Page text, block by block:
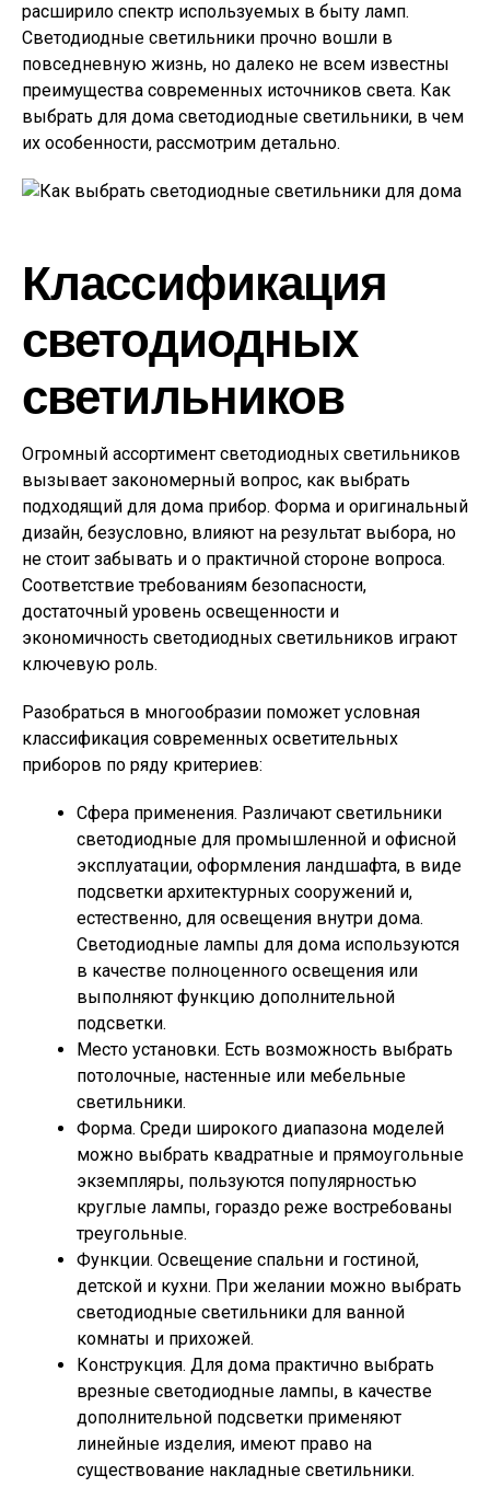
расширило спектр используемых в быту ламп.
Светодиодные светильники прочно вошли в
повседневную жизнь, но далеко не всем известны
преимущества современных источников света. Как
выбрать для дома светодиодные светильники, в чем
их особенности, рассмотрим детально.
Классификация
светодиодных
светильников
Огромный ассортимент светодиодных светильников
вызывает закономерный вопрос, как выбрать
подходящий для дома прибор. Форма и оригинальный
дизайн, безусловно, влияют на результат выбора, но
не стоит забывать и о практичной стороне вопроса.
Соответствие требованиям безопасности,
достаточный уровень освещенности и
экономичность светодиодных светильников играют
ключевую роль.
Разобраться в многообразии поможет условная
классификация современных осветительных
приборов по ряду критериев:
Сфера применения. Различают светильники
светодиодные для промышленной и офисной
эксплуатации, оформления ландшафта, в виде
подсветки архитектурных сооружений и,
естественно, для освещения внутри дома.
Светодиодные лампы для дома используются
в качестве полноценного освещения или
выполняют функцию дополнительной
подсветки.
Место установки. Есть возможность выбрать
потолочные, настенные или мебельные
светильники.
Форма. Среди широкого диапазона моделей
можно выбрать квадратные и прямоугольные
экземпляры, пользуются популярностью
круглые лампы, гораздо реже востребованы
треугольные.
Функции. Освещение спальни и гостиной,
детской и кухни. При желании можно выбрать
светодиодные светильники для ванной
комнаты и прихожей.
Конструкция. Для дома практично выбрать
врезные светодиодные лампы, в качестве
дополнительной подсветки применяют
линейные изделия, имеют право на
существование накладные светильники.